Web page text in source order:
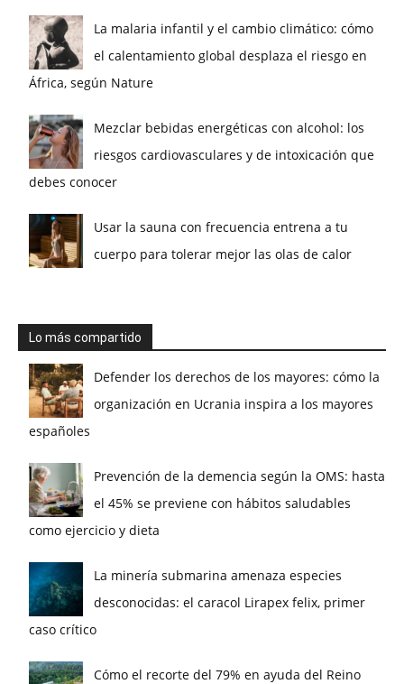
La malaria infantil y el cambio climático: cómo
el calentamiento global desplaza el riesgo en
África, según Nature
Mezclar bebidas energéticas con alcohol: los
riesgos cardiovasculares y de intoxicación que
debes conocer
Usar la sauna con frecuencia entrena a tu
cuerpo para tolerar mejor las olas de calor
Lo más compartido
Defender los derechos de los mayores: cómo la
organización en Ucrania inspira a los mayores
españoles
Prevención de la demencia según la OMS: hasta
el 45% se previene con hábitos saludables
como ejercicio y dieta
La minería submarina amenaza especies
desconocidas: el caracol Lirapex felix, primer
caso crítico
Cómo el recorte del 79% en ayuda del Reino